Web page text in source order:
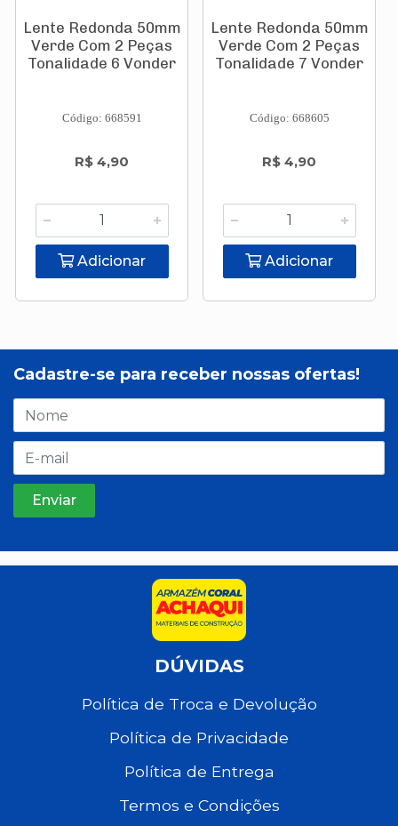
Lente Redonda 50mm
Verde Com 2 Peças
Tonalidade 6 Vonder
Código: 668591
R$ 4,90
Adicionar
Lente Redonda 50mm
Verde Com 2 Peças
Tonalidade 7 Vonder
Código: 668605
R$ 4,90
Adicionar
Cadastre-se para receber nossas ofertas!
DÚVIDAS
Política de Troca e Devolução
Política de Privacidade
Política de Entrega
Termos e Condições